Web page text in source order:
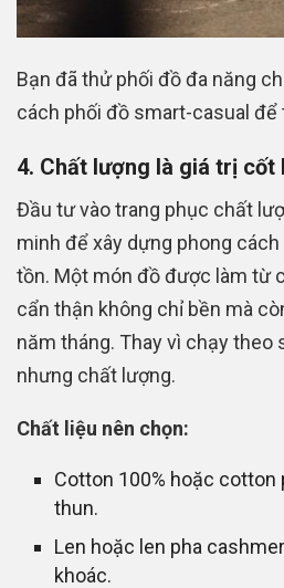
Bạn đã thử phối đồ đa năng
cách phối đồ smart-casual
4. Chất lượng là giá trị cốt
Đầu tư vào trang phục chất
minh để xây dựng phong
tồn. Một món đồ được làm từ
cẩn thận không chỉ bền mà
năm tháng. Thay vì chạy theo
nhưng chất lượng.
Chất liệu nên chọn:
Cotton 100% hoặc cotton
thun.
Len hoặc len pha
khoác.